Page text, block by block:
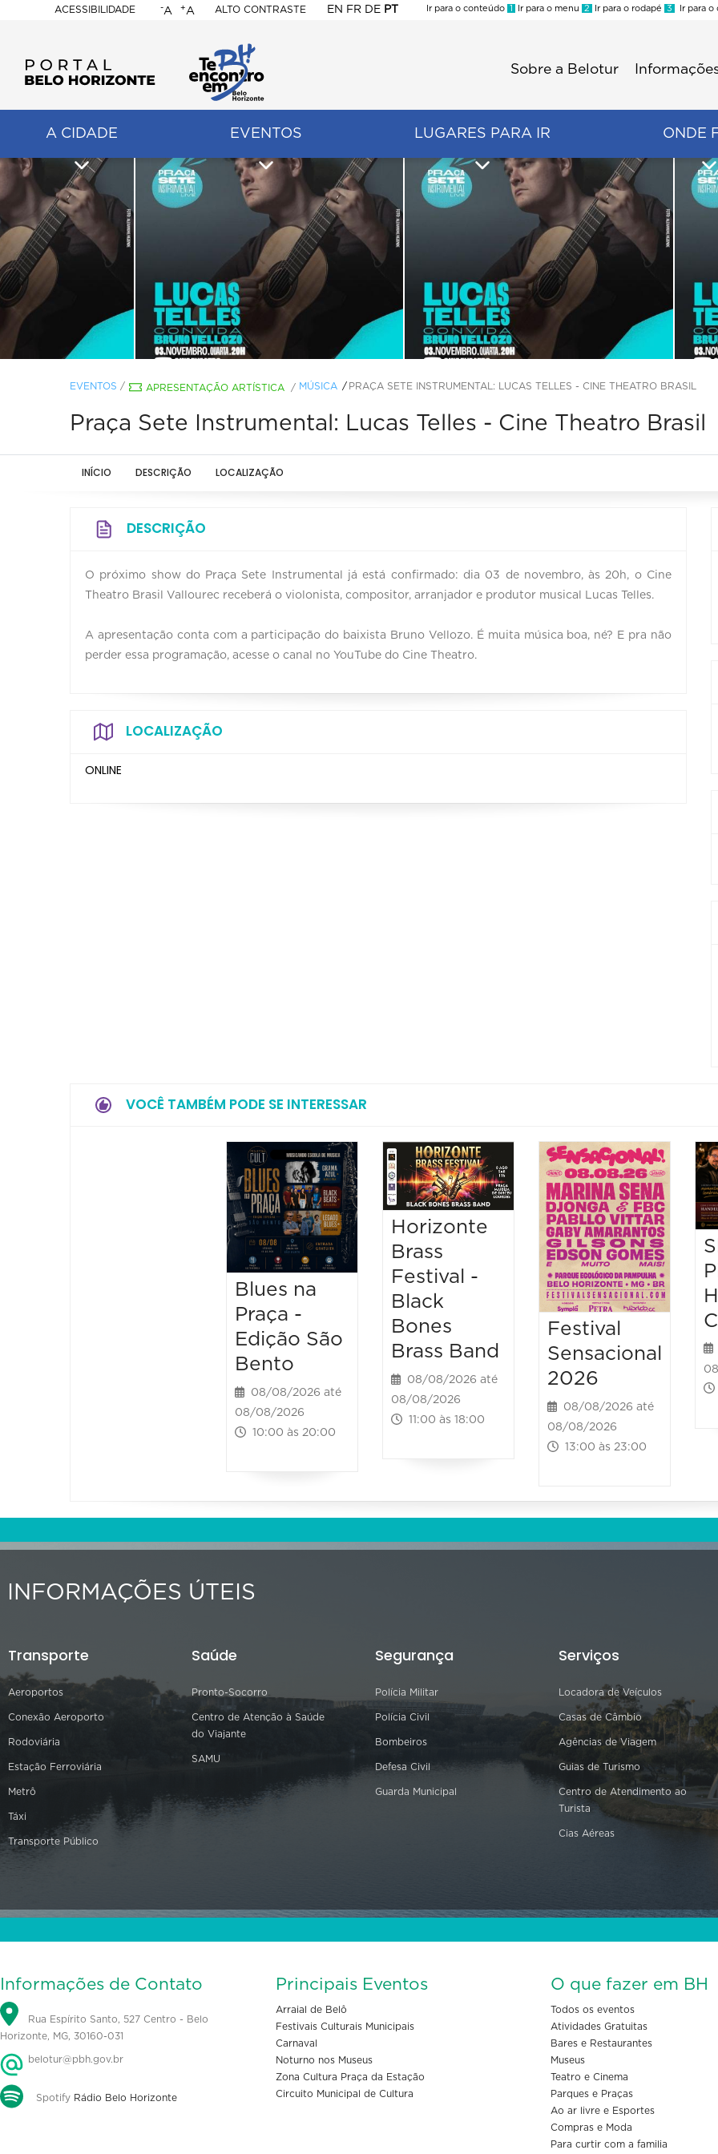
ACESSIBILIDADE
BELO
HORIZONTE
-A +A ALTO CONTRASTE EN FR DE PT
Ir para o conteúdo 1 Ir para o menu 2 Ir para o rodapé 3 Ir para o
Sobre a Belotur
A CIDADE EVENTOS LUGARES PARA IR ONDE
EVENTOS / APRESENTAÇÃO ARTÍSTICA / MÚSICA PRAÇA SETE INSTRUMENTAL: LUCAS TELLES - CINE THEATRO BRASIL
Praça Sete Instrumental: Lucas Telles - Cine Theatro Brasil
INÍCIO DESCRIÇÃO LOCALIZAÇÃO
DESCRIÇÃO
O próximo show do Praça Sete Instrumental já está confirmado: dia 03 de novembro, às 20h, o Cine
Theatro Brasil Vallourec receberá o violonista, compositor, arranjador e produtor musical Lucas Telles.
A apresentação conta com a participação do baixista Bruno Vellozo. É muita música boa, né? E pra não
perder essa programação, acesse o canal no YouTube do Cine Theatro.
LOCALIZAÇÃO
ONLINE
VOCÊ TAMBÉM PODE SE INTERESSAR
Blues na
Praça -
Edição São
Bento
08/08/2026 até
08/08/2026
10:00 às 20:00
Horizonte
Brass
Festival -
Black
Bones
Brass Band
08/08/2026 até
08/08/2026
11:00 às 18:00
Festival
Sensacional
2026
08/08/2026 até
08/08/2026
13:00 às 23:00
INFORMAÇÕES ÚTEIS
Transporte
Aeroportos
Conexão Aeroporto
Rodoviária
Estação Ferroviária
Metrô
Táxi
Transporte Público
Saúde
Pronto-Socorro
Centro de Atenção à Saúde
do Viajante
SAMU
Segurança
Polícia Militar
Polícia Civil
Bombeiros
Defesa Civil
Guarda Municipal
Serviços
Locadora de Veículos
Casas de Câmbio
Agências de Viagem
Guias de Turismo
Centro de Atendimento ao
Turista
Cias Aéreas
Informações de Contato
Rua Espírito Santo, 527 Centro - Belo
Horizonte, MG, 30160-031
belotur@pbh.gov.br
Spotify Rádio Belo Horizonte
Principais Eventos
Arraial de Belô
Festivais Culturais Municipais
Carnaval
Noturno nos Museus
Zona Cultura Praça da Estação
Circuito Municipal de Cultura
O que fazer em BH
Todos os eventos
Atividades Gratuitas
Bares e Restaurantes
Museus
Teatro e Cinema
Parques e Praças
Ao ar livre e Esportes
Compras e Moda
Para curtir com a familia